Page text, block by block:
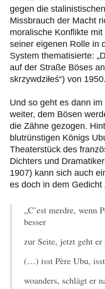
gegen die
Missbrauch der Macht
moralische Konflikte
seiner eigenen Rolle in
System thematisierte:
auf der Straße Böses
skrzywdziłeś“) von 1950.
Und so geht es dann
weiter, dem Bösen
die Zähne gezogen.
blutrünstigen Königs
Theaterstück des
Dichters und
1907) kann sich auch
es doch in dem Gedicht
„C’est merdre, wenn
besser
zur Seite, jetzt geht
(…) isst Père Ubu,
woanders, schlägt er